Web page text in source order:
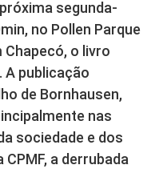
segunda-
no Pollen Parque
o livro
A publicação
de Bornhausen,
nas
sociedade e dos
a derrubada